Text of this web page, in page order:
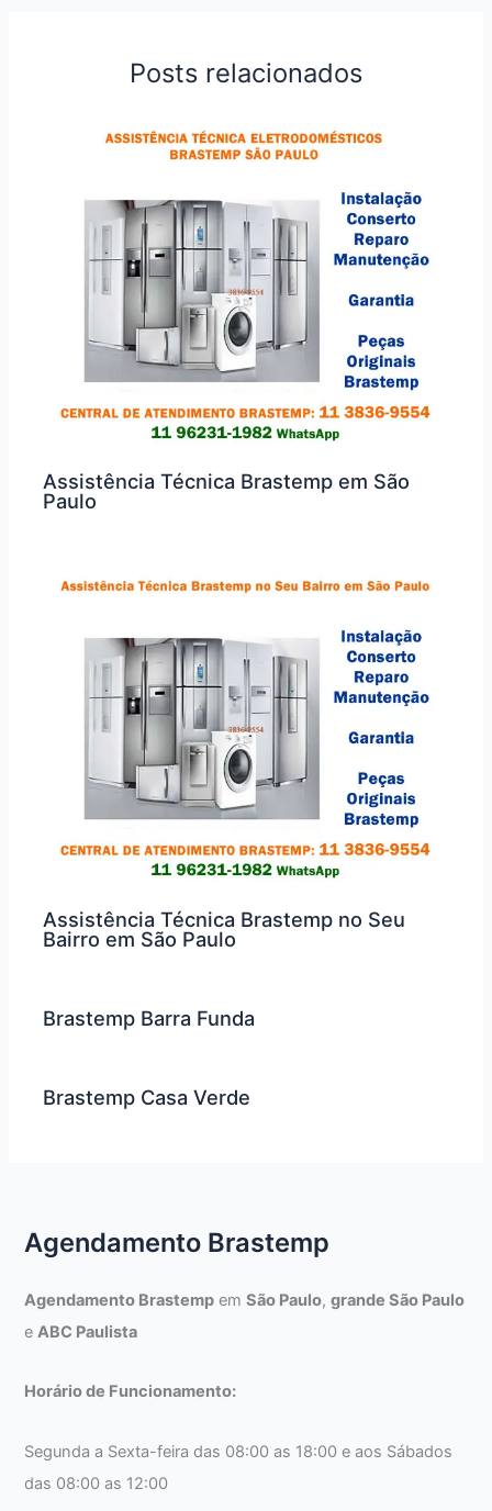
Posts relacionados
Assistência Técnica Brastemp em São
Paulo
Assistência Técnica Brastemp no Seu
Bairro em São Paulo
Brastemp Barra Funda
Brastemp Casa Verde
Agendamento Brastemp
Agendamento Brastemp emSão Paulo,grande São Paulo
eABC Paulista
Horário de Funcionamento:
Segunda a Sexta-feira das 08:00 as 18:00 e aos Sábados
das 08:00 as 12:00